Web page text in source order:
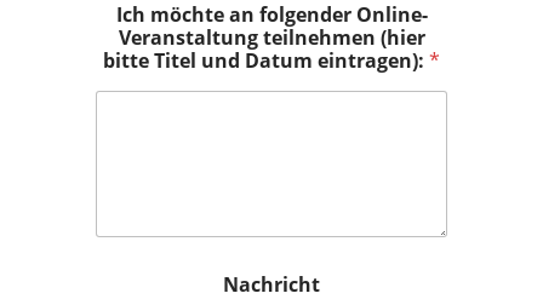
Ich möchte an folgender Online-
Veranstaltung teilnehmen (hier
bitte Titel und Datum eintragen): *
Nachricht